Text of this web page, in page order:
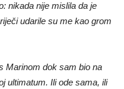
nikada nije mislila da je
udarile su me kao grom
Marinom dok sam bio na
ultimatum. Ili ode sama, ili